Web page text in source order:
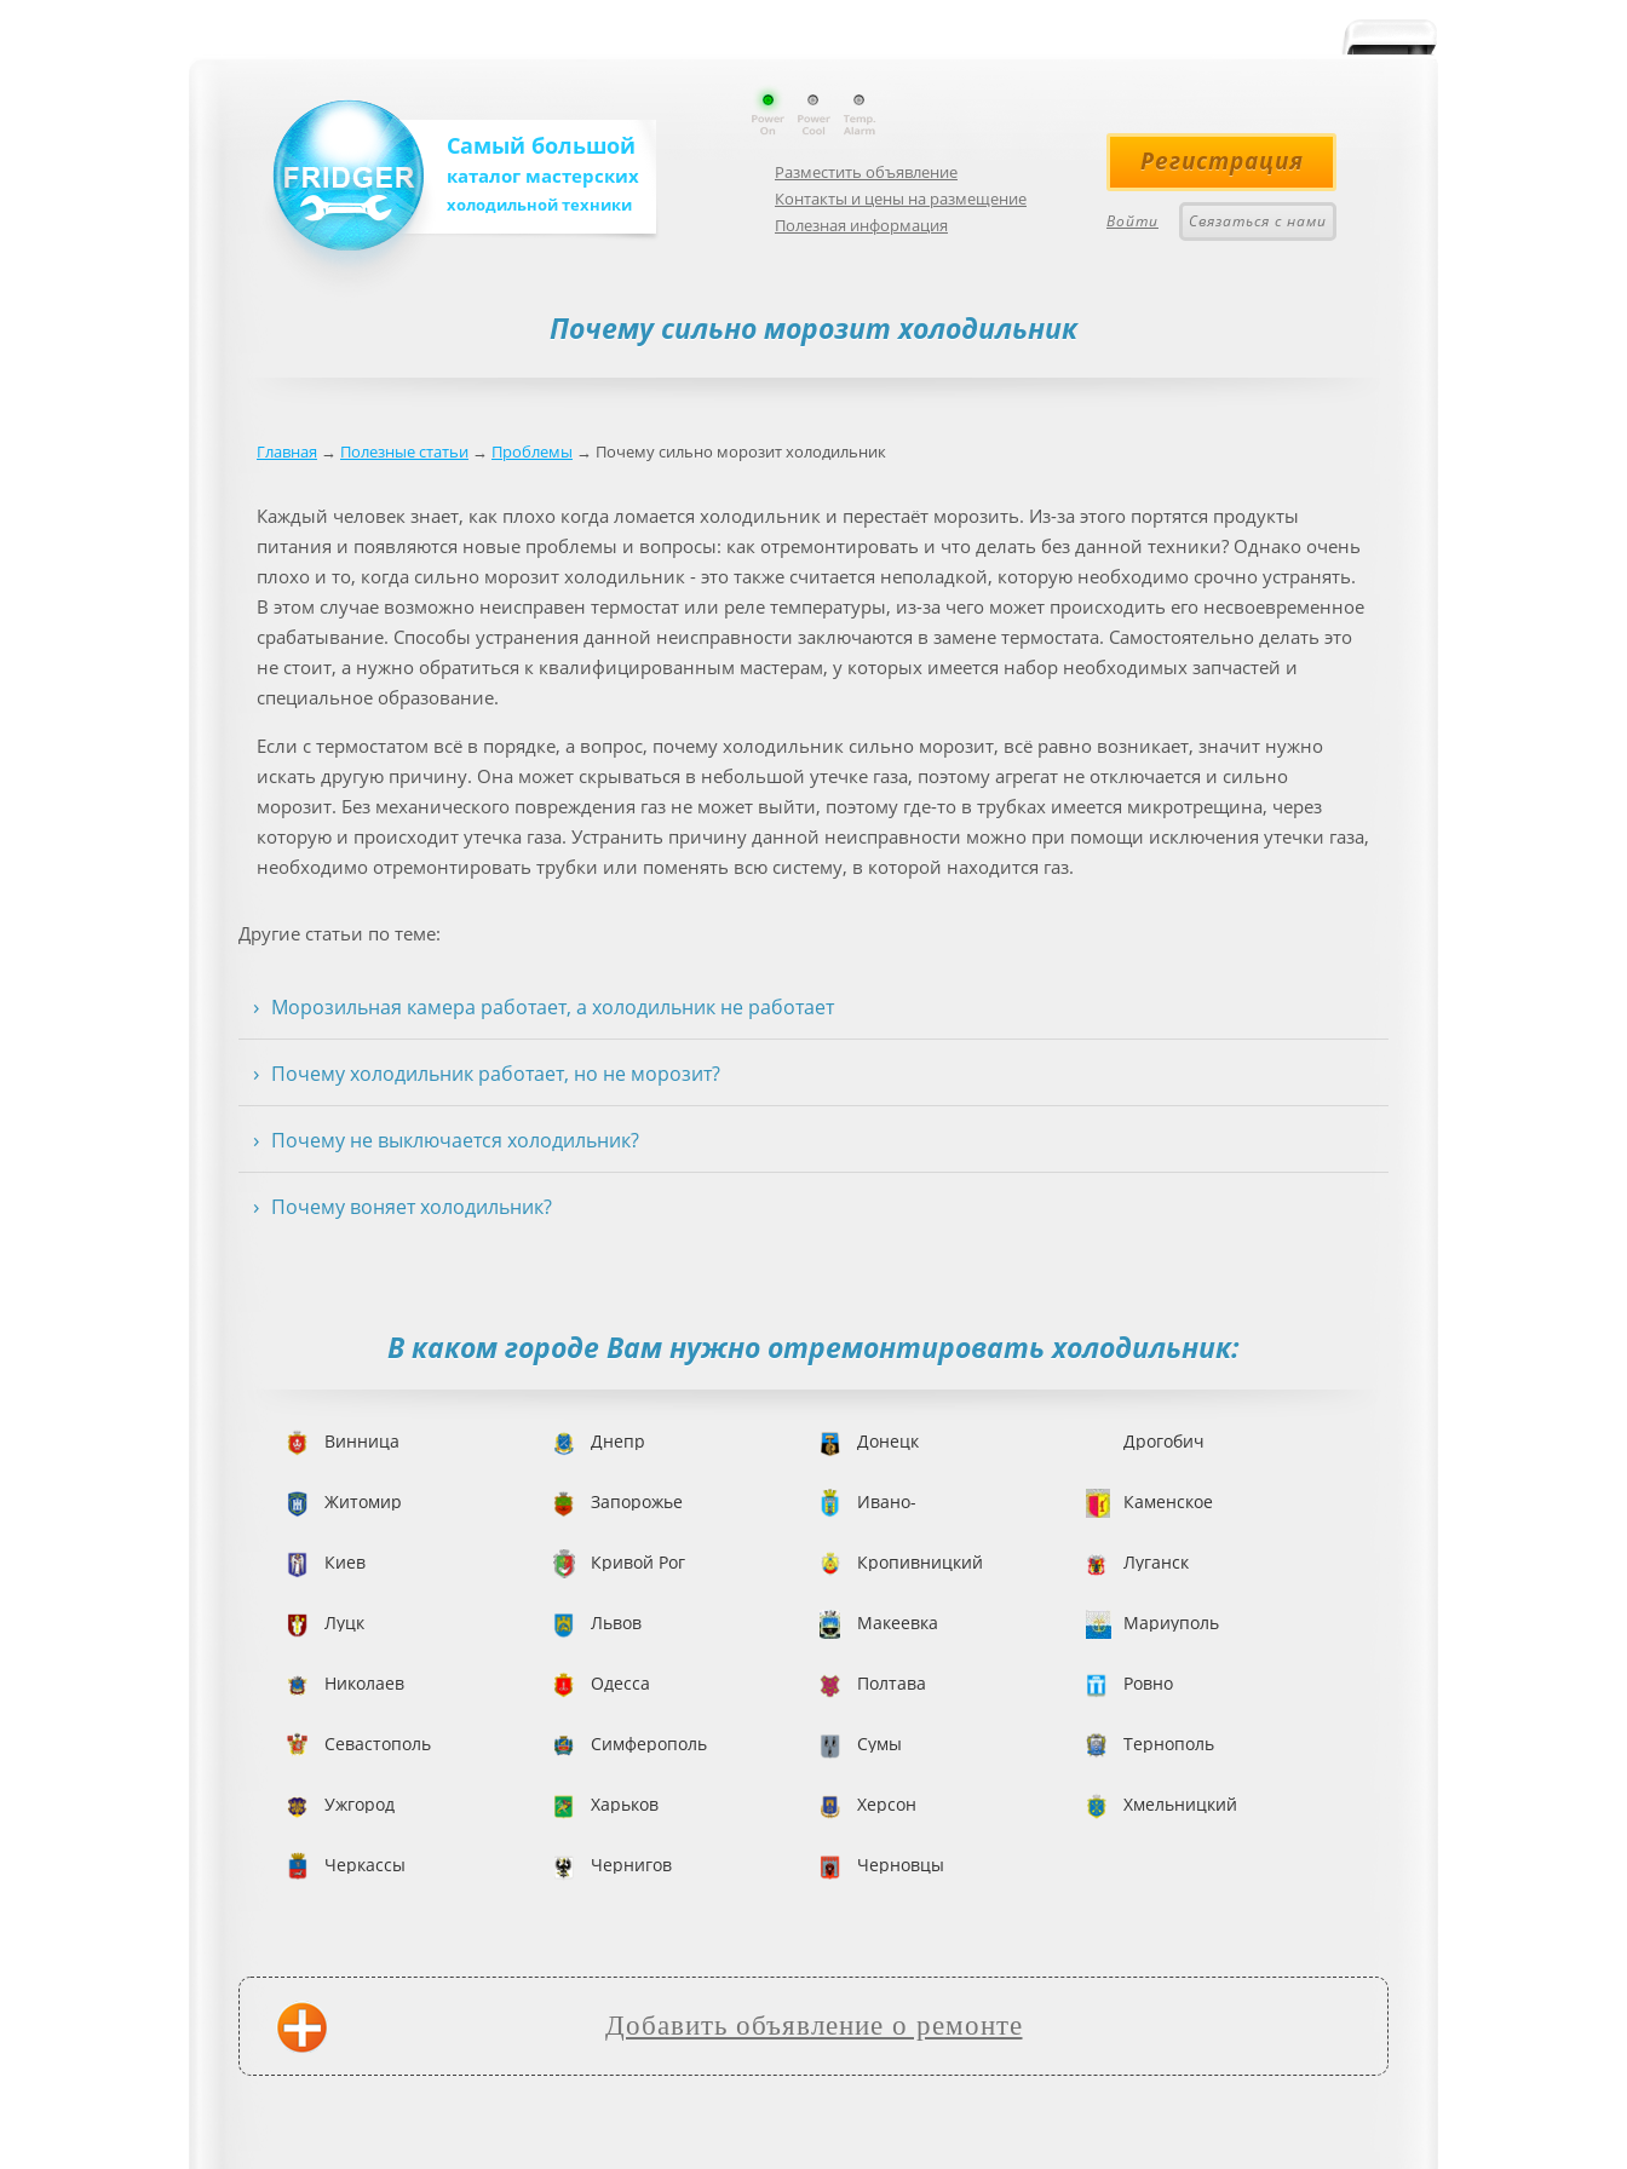
Самый большой
каталог мастерских
холодильной техники
Разместить объявление
Контакты и цены на размещение
Полезная информация
Регистрация
Войти Связаться с нами
Почему сильно морозит холодильник
Главная → Полезные статьи → Проблемы → Почему сильно морозит холодильник
Каждый человек знает, как плохо когда ломается холодильник и перестаёт морозить. Из-за этого портятся продукты
питания и появляются новые проблемы и вопросы: как отремонтировать и что делать без данной техники? Однако очень
плохо и то, когда сильно морозит холодильник - это также считается неполадкой, которую необходимо срочно устранять.
В этом случае возможно неисправен термостат или реле температуры, из-за чего может происходить его несвоевременное
срабатывание. Способы устранения данной неисправности заключаются в замене термостата. Самостоятельно делать это
не стоит, а нужно обратиться к квалифицированным мастерам, у которых имеется набор необходимых запчастей и
специальное образование.
Если с термостатом всё в порядке, а вопрос, почему холодильник сильно морозит, всё равно возникает, значит нужно
искать другую причину. Она может скрываться в небольшой утечке газа, поэтому агрегат не отключается и сильно
морозит. Без механического повреждения газ не может выйти, поэтому где-то в трубках имеется микротрещина, через
которую и происходит утечка газа. Устранить причину данной неисправности можно при помощи исключения утечки газа,
необходимо отремонтировать трубки или поменять всю систему, в которой находится газ.
Другие статьи по теме:
Морозильная камера работает, а холодильник не работает
Почему холодильник работает, но не морозит?
Почему не выключается холодильник?
Почему воняет холодильник?
В каком городе Вам нужно отремонтировать холодильник:
Винница Днепр Донецк Дрогобич
Житомир Запорожье
Ивано-
Каменское
Киев Кривой Рог Кропивницкий Луганск
Луцк Львов Макеевка Мариуполь
Николаев Одесса Полтава Ровно
Севастополь Симферополь Сумы Тернополь
Ужгород Харьков Херсон Хмельницкий
Черкассы Чернигов Черновцы
Добавить объявление о ремонте